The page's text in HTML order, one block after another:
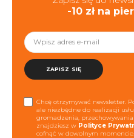
-10 zł na
ZAPISZ SIĘ
Chcę otrzymywać newsletter.
ale niezbędne do realizacji
gromadzenia,
znajdziesz w Polityce
cofnąć w dowolnym momencie.